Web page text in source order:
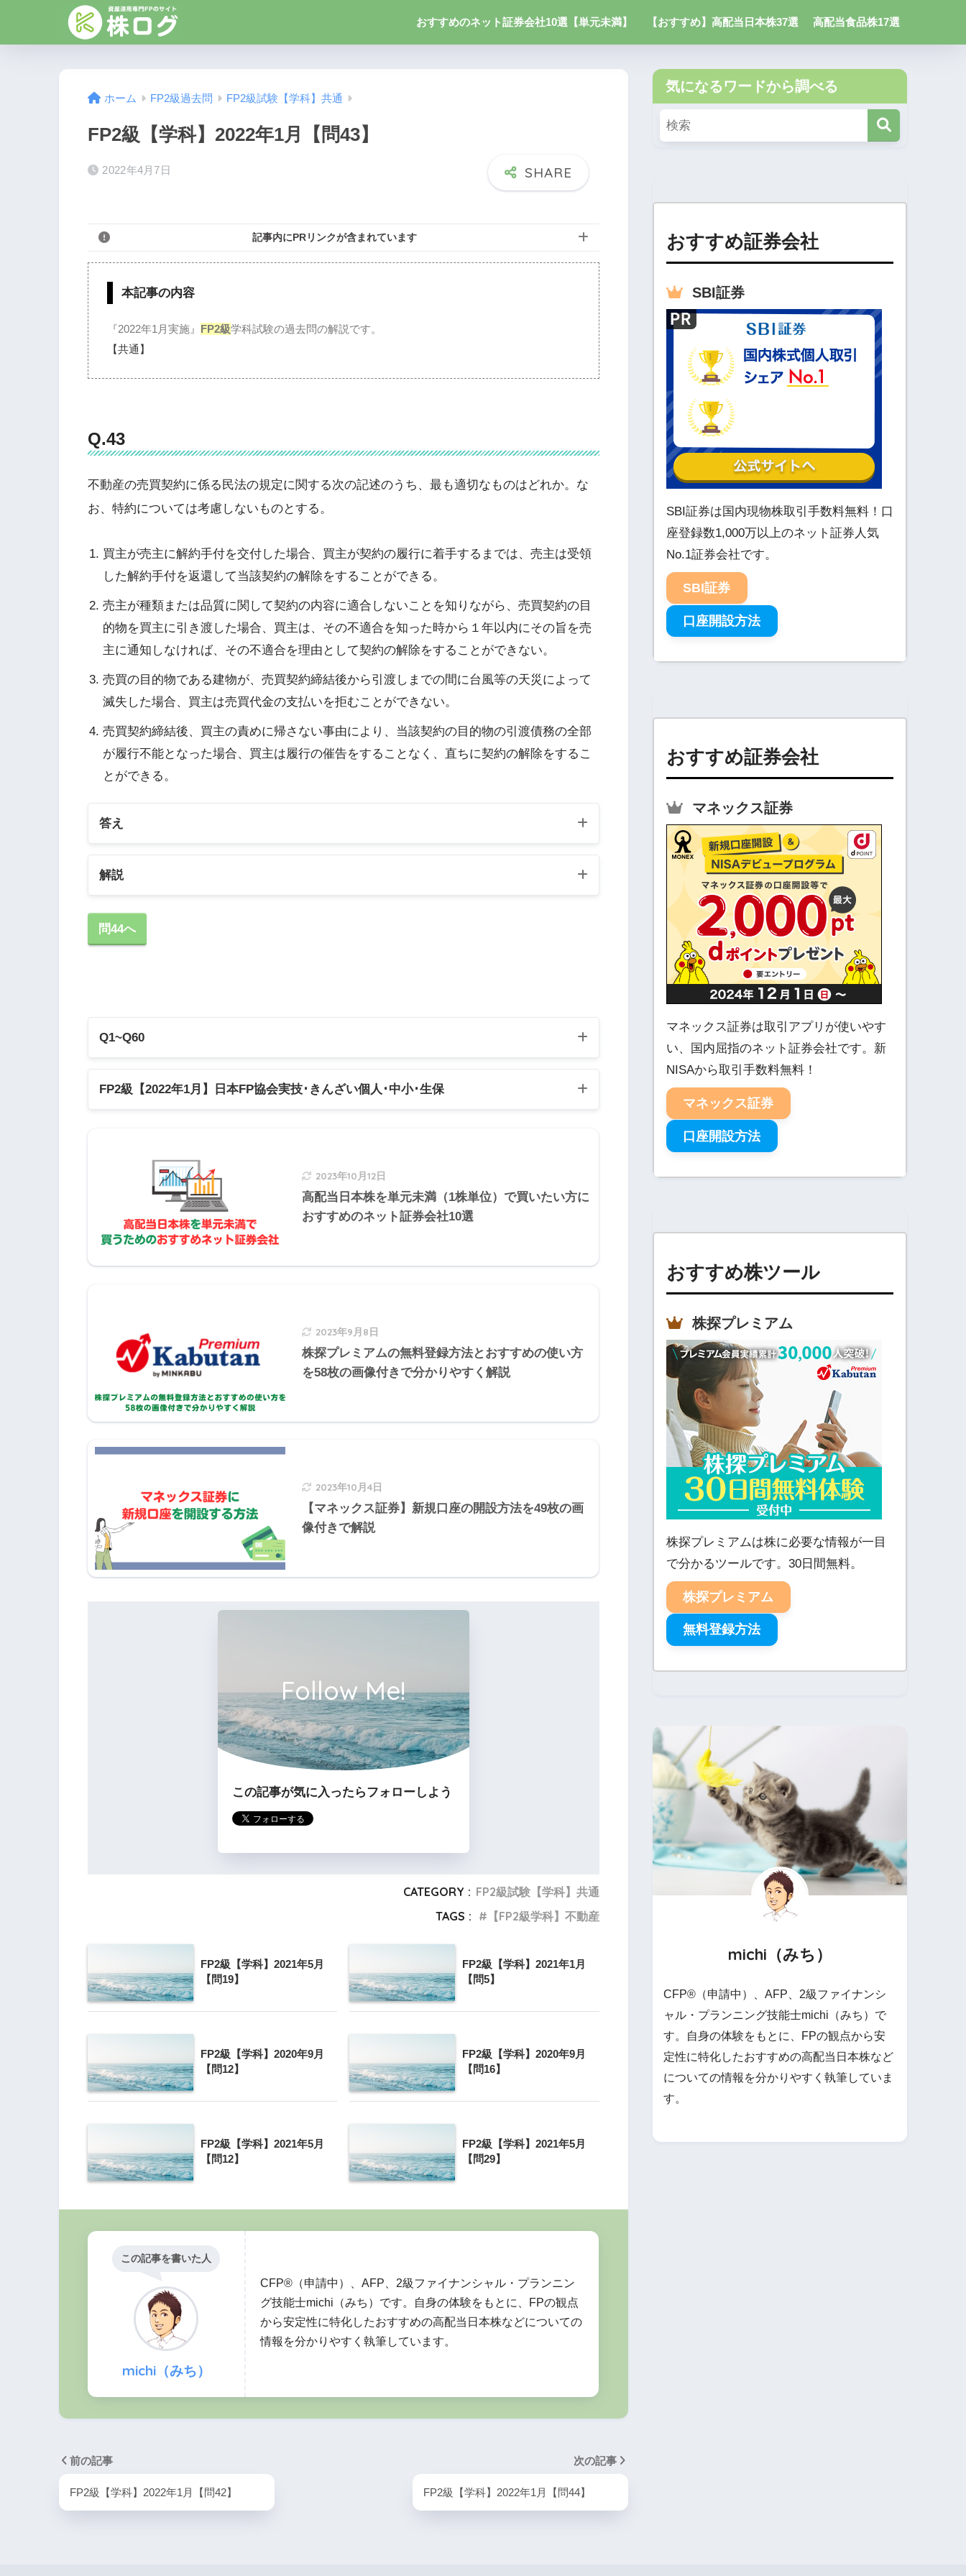
おすすめのネット証券会社10選【単元未満】 【おすすめ】高配当日本株37選 高配当食品株17選
ホーム FP2級過去問 FP2級試験【学科】共通
FP2級【学科】2022年1月【問43】
2022年4月7日
記事内にPRリンクが含まれています
本記事の内容
『2022年1月実施』 FP2級学科試験の過去問の解説です。
【共通】
Q.43
不動産の売買契約に係る民法の規定に関する次の記述のうち、最も適切なものはどれか。な
お、特約については考慮しないものとする。
買主が売主に解約手付を交付した場合、買主が契約の履行に着手するまでは、売主は受領
した解約手付を返還して当該契約の解除をすることができる。
売主が種類または品質に関して契約の内容に適合しないことを知りながら、売買契約の目
的物を買主に引き渡した場合、買主は、その不適合を知った時から１年以内にその旨を売
主に通知しなければ、その不適合を理由として契約の解除をすることができない。
売買の目的物である建物が、売買契約締結後から引渡しまでの間に台風等の天災によって
滅失した場合、買主は売買代金の支払いを拒むことができない。
売買契約締結後、買主の責めに帰さない事由により、当該契約の目的物の引渡債務の全部
が履行不能となった場合、買主は履行の催告をすることなく、直ちに契約の解除をするこ
とができる。
答え
解説
1の解説
買主側から解約 手付金を放棄
売主側から解約 手付金の倍額を買主に返す
2の解説
約の目的物を買主に引き渡した場合、買主は、その不適合を知った時から１年以内
にその旨を売主に通知しなければ、その不適合を理由として契約の解除をすること
の時にその不適合を知り、又は重大な過失によって知らなかったときは、この限り
売買の目的物である建物が、売買契約締結後から引渡しまでの間に台風等の天災に
よって滅失した場合、買主は売買代金の支払いを拒むことができない。
滅失が建物引き渡しの前か後かで決まります。
します。
売買契約締結後、買主の責めに帰さない事由により、当該契約の目的物の引渡債務
の全部が履行不能となった場合、買主は履行の催告をすることなく、直ちに契約の
解除をすることができる。
双方帰責事由なし 売主に帰責事由
問44へ
Q1~Q60
Q1 Q2 Q3 Q4 Q5 Q6 Q7 Q10
Q32 Q33 Q35 Q36 Q37 Q38 Q39 Q40
Q41 Q42 Q43 Q44 Q45 Q46 Q47 Q48
FP2級【2022年1月】日本FP協会実技･きんざい個人 ･中小･生保
【FP2級】2022年1月きんざい実技試験:個人資産相談業務
【FP2級】2022年1月きんざい実技試験:中小事業主資産相談業務
【FP2級】2022年1月きんざい実技試験:生保顧客資産相談業務
2023年10月12日
高配当日本株を単元未満（1株単位）で買いたい方に
おすすめのネット証券会社10選
2023年9月8日
株探プレミアムの無料登録方法とおすすめの使い方
を58枚の画像付きで分かりやすく解説
2023年10月4日
【マネックス証券】新規口座の開設方法を49枚の画
像付きで解説
Follow Me!
この記事が気に入ったらフォローしよう
CATEGORY : FP2級試験【学科】共通
TAGS :
【FP2級学科】不動産
FP2級【学科】2021年5月
【問19】
FP2級【学科】2021年1月
【問5】
FP2級【学科】2020年9月
【問12】
FP2級【学科】2020年9月
【問16】
FP2級【学科】2021年5月
【問12】
FP2級【学科】2021年5月
【問29】
この記事を書いた人
michi（みち）
CFP®（申請中）、AFP、2級ファイナンシャル・プランニン
グ技能士michi（みち）です。自身の体験をもとに、FPの観点
から安定性に特化したおすすめの高配当日本株などについての
情報を分かりやすく執筆しています。
前の記事
FP2級【学科】2022年1月【問42】
次の記事
FP2級【学科】2022年1月【問44】
気になるワードから調べる
おすすめ証券会社
SBI証券
SBI証券は国内現物株取引手数料無料！口
座登録数1,000万以上のネット証券人気
No.1証券会社です。
SBI証券
口座開設方法
おすすめ証券会社
マネックス証券
マネックス証券は取引アプリが使いやす
い、国内屈指のネット証券会社です。新
NISAから取引手数料無料！
マネックス証券
口座開設方法
おすすめ株ツール
株探プレミアム
株探プレミアムは株に必要な情報が一目
で分かるツールです。30日間無料。
株探プレミアム
無料登録方法
michi（みち）
CFP®（申請中）、AFP、2級ファイナンシ
ャル・プランニング技能士michi（みち）で
す。自身の体験をもとに、FPの観点から安
定性に特化したおすすめの高配当日本株など
についての情報を分かりやすく執筆していま
す。